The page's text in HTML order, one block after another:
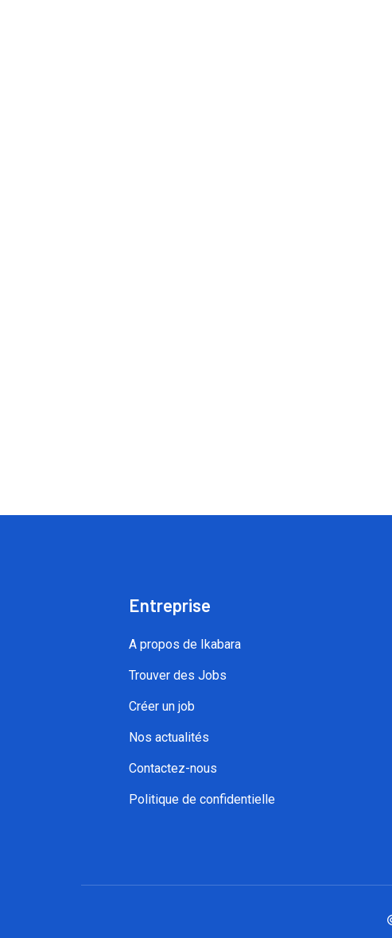
Entreprise
A propos de Ikabara
Trouver des Jobs
Créer un job
Nos actualités
Contactez-nous
Politique de confidentielle